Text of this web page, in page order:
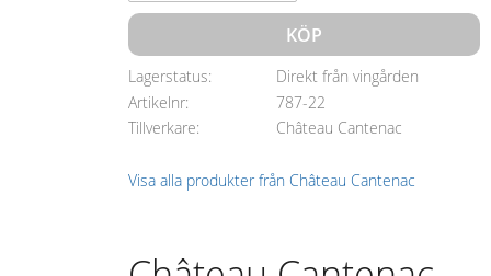
KÖP
Lagerstatus
Direkt från vingården
Artikelnr
787-22
Tillverkare
Château Cantenac
Visa alla produkter från Château Cantenac